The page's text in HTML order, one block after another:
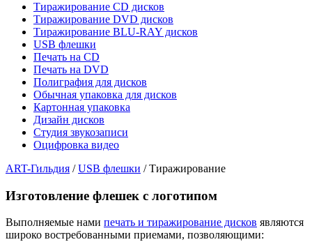
Тиражирование CD дисков
Тиражирование DVD дисков
Тиражирование BLU-RAY дисков
USB флешки
Печать на CD
Печать на DVD
Полиграфия для дисков
Обычная упаковка для дисков
Картонная упаковка
Дизайн дисков
Студия звукозаписи
Оцифровка видео
ART-Гильдия /USB флешки /Тиражирование
Изготовление флешек с логотипом
Выполняемые нами печать и тиражирование дисков являются
широко востребованными приемами, позволяющими: